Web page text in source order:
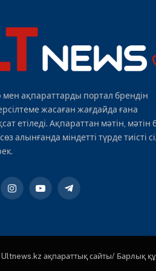
ақпараттарды портал брендін
жасаған жағдайда ғана
етіледі. Ақпараттан мәтін, мәтін
алынғанда міндетті түрде тиісті
InstagramYouTubeTelegram
ақпараттық сайты/ Барлық